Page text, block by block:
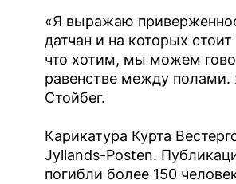
«Я выражаю
датчан и на которых
что хотим, мы можем
равенстве между полами.
Стойбег.
Карикатура Курта
Jyllands-Posten.
погибли более 150